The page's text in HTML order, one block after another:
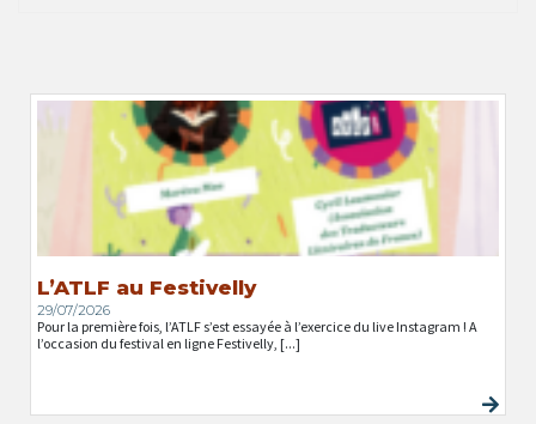
L’ATLF au Festivelly
29/07/2026
Pour la première fois, l’ATLF s’est essayée à l’exercice du live Instagram ! A
l’occasion du festival en ligne Festivelly, [...]